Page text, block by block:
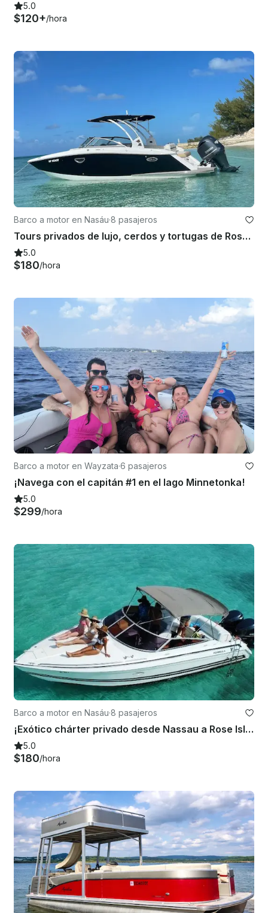
5.0
$120+/hora
Barco a motor en Nasáu·8 pasajeros
Tours privados de lujo, cerdos y tortugas de Rose Island
5.0
$180/hora
Barco a motor en Wayzata·6 pasajeros
¡Navega con el capitán #1 en el lago Minnetonka!
5.0
$299/hora
Barco a motor en Nasáu·8 pasajeros
¡Exótico chárter privado desde Nassau a Rose Island, Pig Beach y más!
5.0
$180/hora